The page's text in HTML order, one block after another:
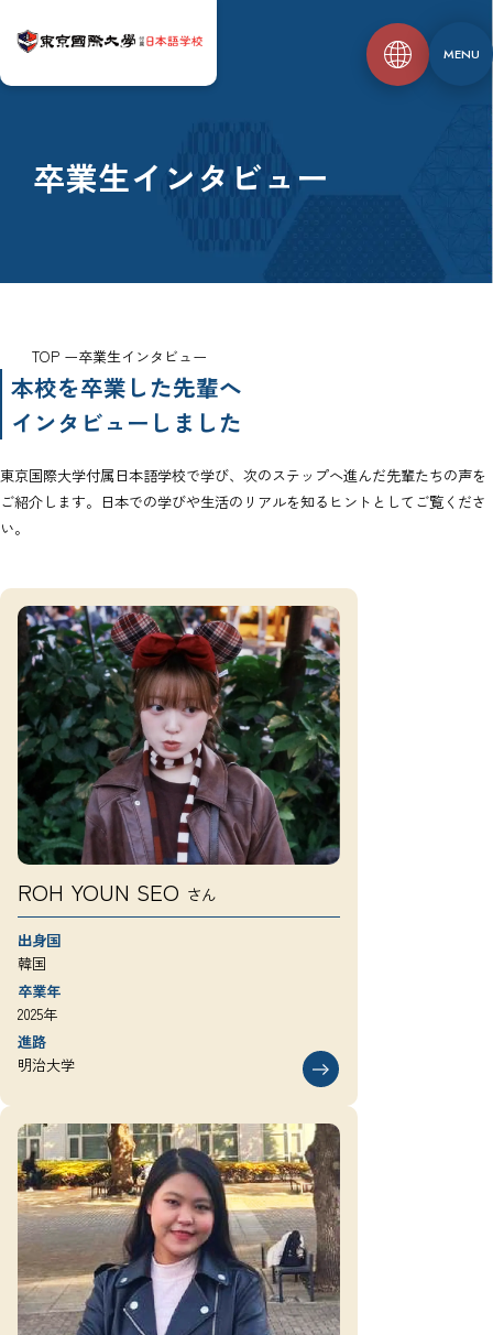
MENU
卒業生インタビュー
TOP 卒業生インタビュー
本校を卒業した先輩へ
インタビューしました
東京国際大学付属日本語学校で学び、次のステップへ進んだ先輩たちの声を
ご紹介します。日本での学びや生活のリアルを知るヒントとしてご覧くださ
い。
ROH YOUN SEO さん
出身国
韓国
卒業年
2025年
進路
明治大学